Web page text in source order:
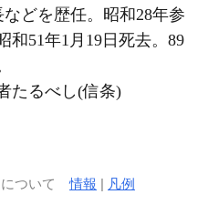
どを歴任。昭和28年参
和51年1月19日死去。89
たるべし(信条)
について情報 | 凡例